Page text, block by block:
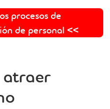
procesos de
de personal <<
atraer